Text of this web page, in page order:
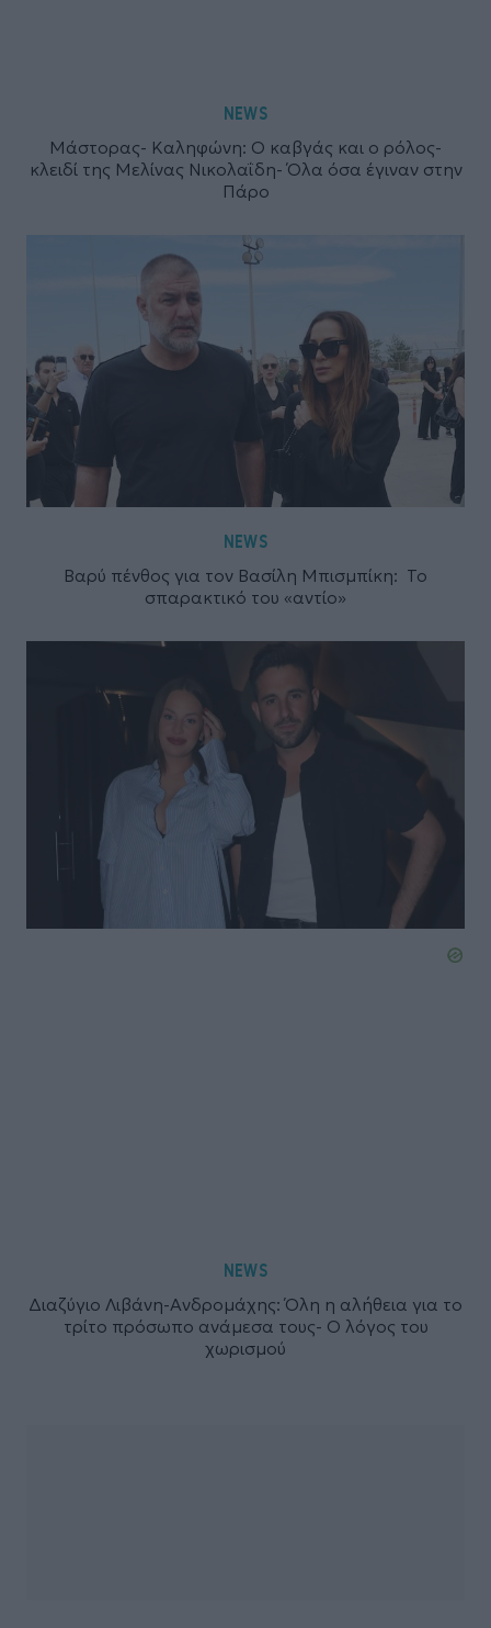
NEWS
Μάστορας- Καληφώνη: Ο καβγάς και ο ρόλος-
κλειδί της Μελίνας Νικολαΐδη- Όλα όσα έγιναν στην
Πάρο
NEWS
Βαρύ πένθος για τον Βασίλη Μπισμπίκη: To
σπαρακτικό του «αντίο»
NEWS
Διαζύγιο Λιβάνη-Ανδρομάχης: Όλη η αλήθεια για το
τρίτο πρόσωπο ανάμεσα τους- Ο λόγος του
χωρισμού